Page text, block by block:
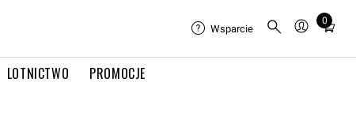
LOTNICTWO PROMOCJE
Wsparcie
0
Total
in